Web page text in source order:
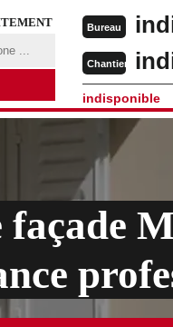
Bureau
Chantier
indisponible
façade